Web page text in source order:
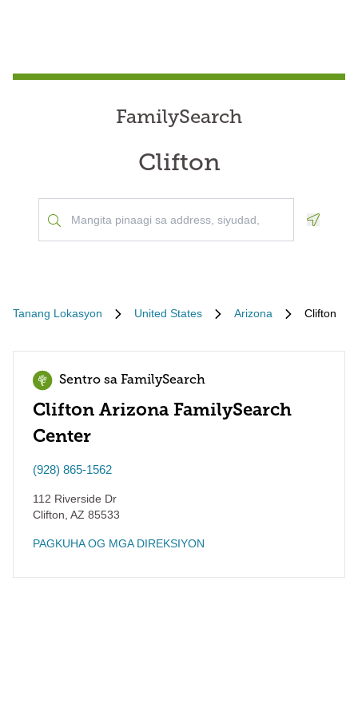
FamilySearch
Clifton
Tanang Lokasyon United States Arizona Clifton
Sentro sa FamilySearch
Clifton Arizona FamilySearch
Center
(928) 865-1562
112 Riverside Dr
Clifton AZ 85533
PAGKUHA OG MGA DIREKSIYON